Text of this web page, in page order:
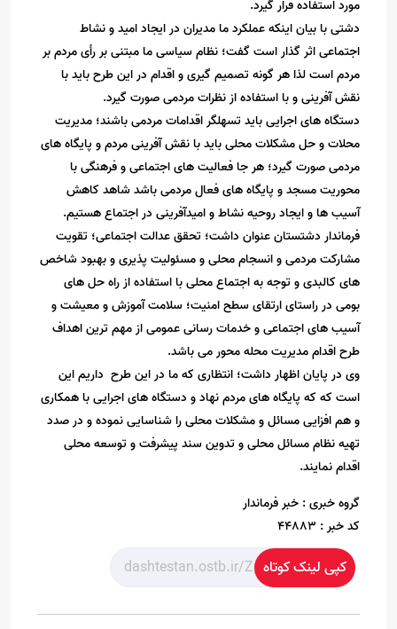
مورد استفاده قرار گیرد.
دشتی با بیان اینکه عملکرد ما مدیران در ایجاد امید و نشاط
اجتماعی اثر گذار است گفت؛ نظام سیاسی ما مبتنی بر رأی مردم بر
مردم است لذا هر گونه تصمیم گیری و اقدام در این طرح باید با
نقش آفرینی و با استفاده از نظرات مردمی صورت گیرد.
دستگاه های اجرایی باید تسهلگر اقدامات مردمی باشند؛ مدیریت
محلات و حل مشکلات محلی باید با نقش آفرینی مردم و پایگاه های
مردمی صورت گیرد؛ هر جا فعالیت های اجتماعی و فرهنگی با
محوریت مسجد و پایگاه های فعال مردمی باشد شاهد کاهش
آسیب ها و ایجاد روحیه نشاط و امیدآفرینی در اجتماع هستیم.
فرماندار دشتستان عنوان داشت؛ تحقق عدالت اجتماعی؛ تقویت
مشارکت مردمی و انسجام محلی و مسئولیت پذیری و بهبود شاخص
های کالبدی و توجه به اجتماع محلی با استفاده از راه حل های
بومی در راستای ارتقای سطح امنیت؛ سلامت آموزش و معیشت و
آسیب های اجتماعی و خدمات رسانی عمومی از مهم ترین اهداف
طرح اقدام مدیریت محله محور می باشد.
وی در پایان اظهار داشت؛ انتظاری که ما در این طرح داریم این
است که که پایگاه های مردم نهاد و دستگاه های اجرایی با همکاری
و هم افزایی مسائل و مشکلات محلی را شناسایی نموده و در صدد
تهیه نظام مسائل محلی و تدوین سند پیشرفت و توسعه محلی
اقدام نمایند.
گروه خبری : خبر فرماندار
کد خبر : 44883
کپی لینک کوتاه